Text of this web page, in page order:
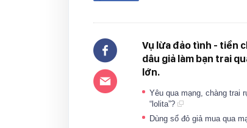
Vụ lừa đảo tình - tiền
dâu giả làm bạn trai
lớn.
Yêu qua mạng, chàng trai
“lolita”?
Dùng sổ đỏ giả mua qua